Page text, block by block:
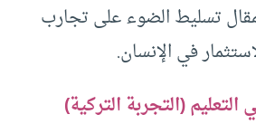
تسليط الضوء على تجارب
في الإنسان.
التعليم (التجربة التركية)